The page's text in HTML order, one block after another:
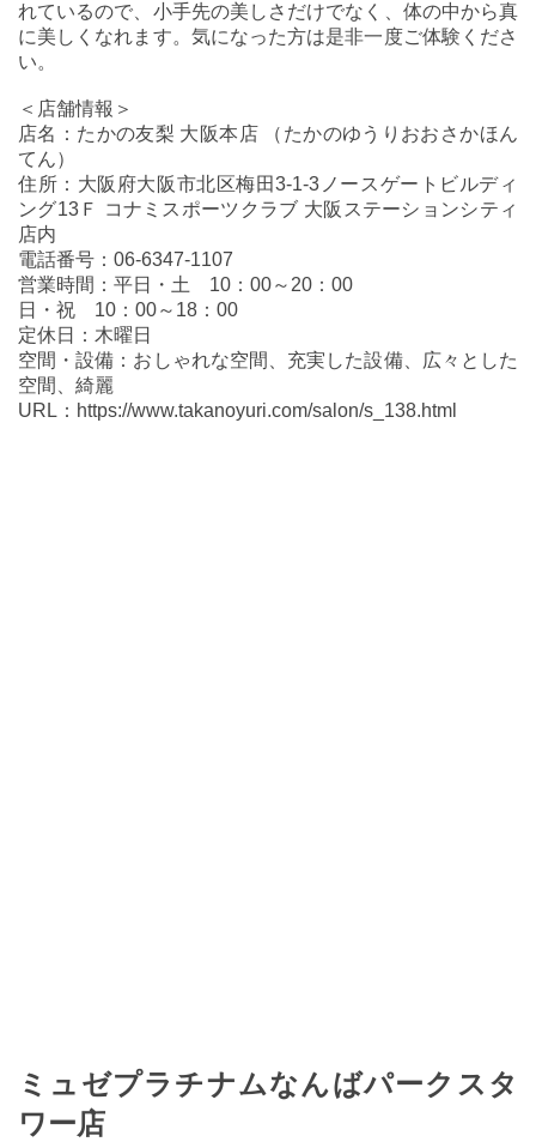
れているので、小手先の美しさだけでなく、体の中から真
に美しくなれます。気になった方は是非一度ご体験くださ
い。
＜店舗情報＞
店名：たかの友梨 大阪本店 （たかのゆうりおおさかほん
てん）
住所：大阪府大阪市北区梅田3-1-3ノースゲートビルディ
ング13Ｆ コナミスポーツクラブ 大阪ステーションシティ
店内
電話番号：06-6347-1107
営業時間：平日・土 10：00～20：00
日・祝 10：00～18：00
定休日：木曜日
空間・設備：おしゃれな空間、充実した設備、広々とした
空間、綺麗
URL：https://www.takanoyuri.com/salon/s_138.html
ミュゼプラチナムなんばパークスタ
ワー店